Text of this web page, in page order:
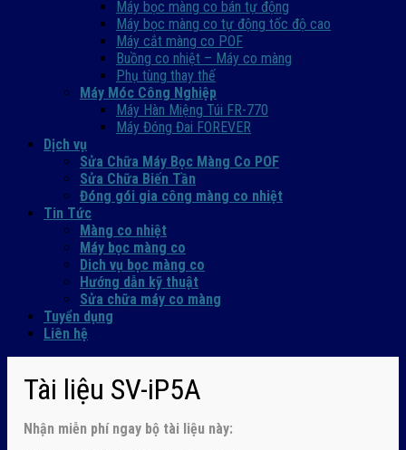
Máy bọc màng co bán tự động
Máy bọc màng co tự động tốc độ cao
Máy cắt màng co POF
Buồng co nhiệt – Máy co màng
Phụ tùng thay thế
Máy Móc Công Nghiệp
Máy Hàn Miệng Túi FR-770
Máy Đóng Đai FOREVER
Dịch vụ
Sửa Chữa Máy Bọc Màng Co POF
Sửa Chữa Biến Tần
Đóng gói gia công màng co nhiệt
Tin Tức
Màng co nhiệt
Máy bọc màng co
Dich vụ bọc màng co
Hướng dẫn kỹ thuật
Sửa chữa máy co màng
Tuyển dụng
Liên hệ
Tài liệu SV-iP5A
Nhận miễn phí ngay bộ tài liệu này: